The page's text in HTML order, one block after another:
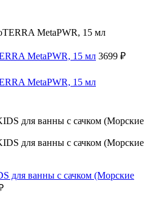
MetaPWR, 15 мл 3699 ₽
MetaPWR, 15 мл
для ванны с сачком (Морские